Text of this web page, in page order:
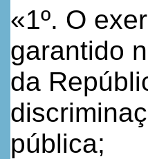
«1º. O
garantido
da
pública;